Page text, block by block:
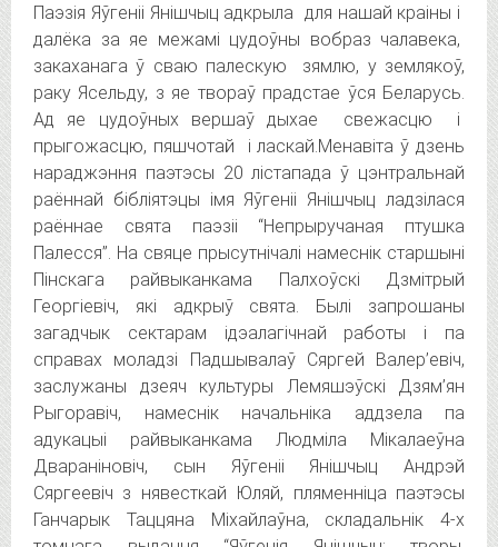
Паэзія Яўгеніі Янішчыц адкрыла для нашай краіны і
далёка за яе межамі цудоўны вобраз чалавека,
закаханага ў сваю палескую зямлю, у землякоў,
раку Ясельду, з яе твораў прадстае ўся Беларусь.
Ад яе цудоўных вершаў дыхае свежасцю і
прыгожасцю, пяшчотай і ласкай.Менавіта ў дзень
нараджэння паэтэсы 20 лістапада ў цэнтральнай
раённай бібліятэцы імя Яўгеніі Янішчыц ладзілася
раённае свята паэзіі “Непрыручаная птушка
Палесся”. На свяце прысутнічалі намеснік старшыні
Пінскага райвыканкама Палхоўскі Дзмітрый
Георгіевіч, які адкрыў свята. Былі запрошаны
загадчык сектарам ідэалагічнай работы і па
справах моладзі Падшывалаў Сяргей Валер’евіч,
заслужаны дзеяч культуры Лемяшэўскі Дзям’ян
Рыгоравіч, намеснік начальніка аддзела па
адукацыі райвыканкама Людміла Мікалаеўна
Двараніновіч, сын Яўгеніі Янішчыц Андрэй
Сяргеевіч з нявесткай Юляй, пляменніца паэтэсы
Ганчарык Таццяна Міхайлаўна, складальнік 4-х